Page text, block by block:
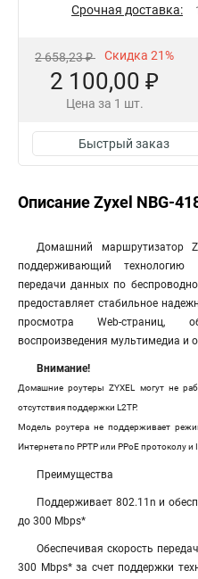
Срочная доставка:
2 658,23 ₽ Скидка 21%
2 100,00 ₽
Цена за 1 шт.
Быстрый заказ
Описание Zyxel NBG-
Домашний маршрутизатор
поддерживающий технологию
передачи данных по
предоставляет стабильное
просмотра Web-страниц,
воспроизведения мультимедиа и
Внимание!
Домашние роутеры ZYXEL могут не
отсутствия поддержки L2TP.
Модель роутера не поддерживает
Интернета по PPTP или PPoE протоколу и
Преимущества
Поддерживает 802.11n и
до 300 Mbps*
Обеспечивая скорость
300 Mbps* за счет поддержки